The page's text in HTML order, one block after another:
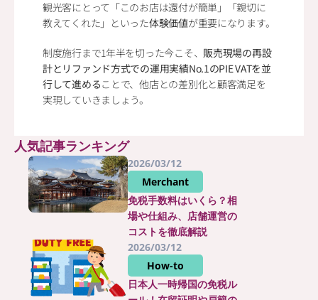
観光客にとって「このお店は還付が簡単」「親切に
教えてくれた」といった体験価値が重要になります。
制度施行まで1年半を切った今こそ、 販売現場の再設
計とリファンド方式での運用実績No.1のPIE VATを並
行して進めることで、他店との差別化と顧客満足を
実現していきましょう。
人気記事ランキング
2026/03/12
Merchant
免税手数料はいくら？相
場や仕組み、店舗運営の
コストを徹底解説
2026/03/12
How-to
日本人一時帰国の免税ル